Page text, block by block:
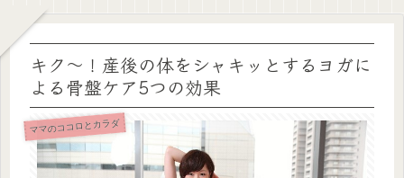
キク～！産後の体をシャキッとするヨガに
よる骨盤ケア5つの効果
ママのココロとカラダ